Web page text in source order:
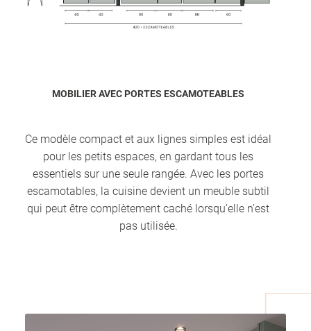
MOBILIER AVEC PORTES ESCAMOTEABLES
Ce modèle compact et aux lignes simples est idéal
pour les petits espaces, en gardant tous les
essentiels sur une seule rangée. Avec les portes
escamotables, la cuisine devient un meuble subtil
qui peut être complètement caché lorsqu’elle n’est
pas utilisée.